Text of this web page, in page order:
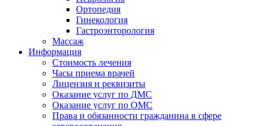
Ортопедия
Гинекология
Гастроэнторология
Массаж
Информация
Стоимость лечения
Часы приема врачей
Лицензия и реквизиты
Оказание услуг по ДМС
Оказание услуг по ОМС
Права и обязанности гражданина в сфере